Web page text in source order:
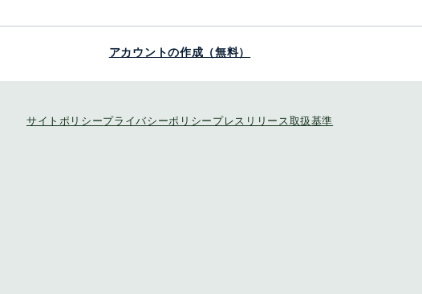
アカウントの作成（無料）
サイトポリシープライバシーポリシー プレスリリース取扱基準